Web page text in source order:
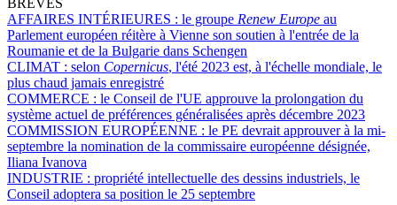
AFFAIRES INTÉRIEURES : le groupe Renew Europe au
Parlement européen réitère à Vienne son soutien à l'entrée de la
Roumanie et de la Bulgarie dans Schengen
CLIMAT : selon Copernicus, l'été 2023 est, à l'échelle mondiale, le
plus chaud jamais enregistré
COMMERCE : le Conseil de l'UE approuve la prolongation du
système actuel de préférences généralisées après décembre 2023
COMMISSION EUROPÉENNE : le PE devrait approuver à la mi-
septembre la nomination de la commissaire européenne désignée,
Iliana Ivanova
INDUSTRIE : propriété intellectuelle des dessins industriels, le
Conseil adoptera sa position le 25 septembre